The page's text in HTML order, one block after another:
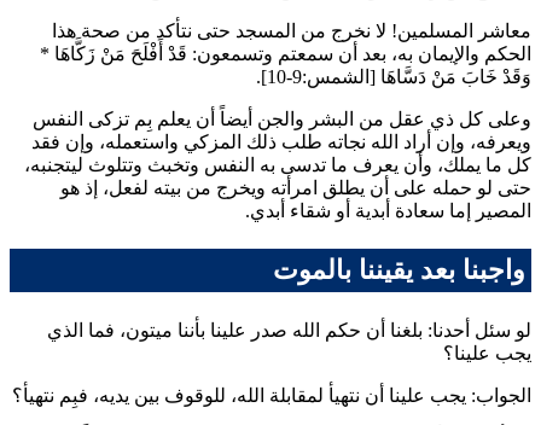
معاشر المسلمين! لا نخرج من المسجد حتى نتأكد من صحة هذا
الحكم والإيمان به، بعد أن سمعتم وتسمعون: قَدْ أَفْلَحَ مَنْ زَكَّاهَا *
وَقَدْ خَابَ مَنْ دَسَّاهَا [الشمس:9-10].
وعلى كل ذي عقل من البشر والجن أيضاً أن يعلم بِم تزكى النفس
ويعرفه، وإن أراد الله نجاته طلب ذلك المزكي واستعمله، وإن فقد
كل ما يملك، وأن يعرف ما تدسى به النفس وتخبث وتتلوث ليتجنبه،
حتى لو حمله على أن يطلق امرأته ويخرج من بيته لفعل، إذ هو
المصير إما سعادة أبدية أو شقاء أبدي.
واجبنا بعد يقيننا بالموت
لو سئل أحدنا: بلغنا أن حكم الله صدر علينا بأننا ميتون، فما الذي
يجب علينا؟
الجواب: يجب علينا أن نتهيأ لمقابلة الله، للوقوف بين يديه، فبِم نتهيأ؟